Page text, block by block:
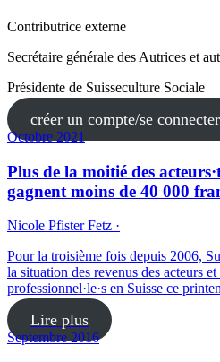
Contributrice externe
Secrétaire générale des Autrices et
Présidente de Suisseculture Sociale
créer un compte/se connecter
Octobre 2021
Plus de la moitié des
gagnent moins de 40 000
Nicole Pfister Fetz ·
Pour la troisième fois depuis 2006,
la situation des revenus des acteurs et
professionnel·le·s en Suisse ce
Lire plus
Septembre 2016